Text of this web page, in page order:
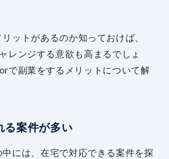
ットがあるのか知っておけば、
レンジする意欲も高まるでしょ
で副業をするメリットについて解
る案件が多い
には、在宅で対応できる案件を探